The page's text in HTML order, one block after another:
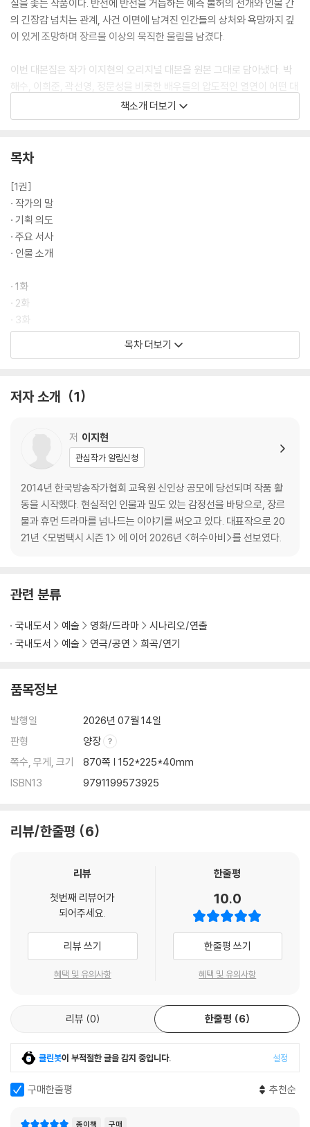
실을 좇는 작품이다. 반전에 반전을 거듭하는 예측 불허의 전개와 인물 간
의 긴장감 넘치는 관계, 사건 이면에 남겨진 인간들의 상처와 욕망까지 깊
이 있게 조망하며 장르물 이상의 묵직한 울림을 남겼다.
이번 대본집은 작가 이지현의 오리지널 대본을 원본 그대로 담아냈다. 박
해수, 이희준, 곽선영, 정문성을 비롯한 배우들의 압도적인 열연이 어떤 대
사와 지문에서 출발했는지, 그리고 인물의 감정과 서사를 어떻게 해석하고
확장해 하나의 장면으로 탄생시켰는지를 생생하게 확인할 수 있다. 여기에
비〉의 기획 의도, 주요 서사, 인물 설정, 코멘터리를 더해 드라마를 더욱 풍
차사건’의 진실을 취재했던 이동원 피디의 진행으로 작가와 감독의 인터뷰
를 수록해 실제 사건을 어떤 시선과 태도로 풀어내고, 완성해나갔는지까지
깊이 있게 담아냈다. 그리고 팬들의 질문도 함께 엮어 특별함을 높였다.
서늘한 진실과 은폐의 풍경 속에서 31년 넘게 아로새겨진 뜨거운 물음, ‘진
책소개 더보기
목차
[1권]
· 작가의 말
· 기획 의도
· 주요 서사
· 인물 소개
· 1화
· 2화
· 3화
· 4화
대본 코멘터리
· 7화
· 8화
· 9화
· 10화
대본 코멘터리
작가 · 감독 인터뷰
목차 더보기
저자 소개 1
저 이지현
관심작가 알림신청
2014년 한국방송작가협회 교육원 신인상 공모에 당선되며 작품 활
동을 시작했다. 현실적인 인물과 밀도 있는 감정선을 바탕으로, 장르
물과 휴먼 드라마를 넘나드는 이야기를 써오고 있다. 대표작으로 20
21년 <모범택시 시즌 1> 에 이어 2026년 <허수아비>를 선보였다.
관련 분류
국내도서 예술 영화/드라마
시나리오/연출
국내도서
예술 연극/공연 희곡/연기
품목정보
발행일
2026년 07월 14일
판형
양장
쪽수, 무게, 크기
870쪽 | 152*225*40mm
ISBN13
9791199573925
리뷰/한줄평 6
리뷰
첫번째 리뷰어가
되어주세요.
리뷰 쓰기
혜택 및 유의사항
한줄평
10.0
한줄평 쓰기
혜택 및 유의사항
리뷰 0 한줄평 6
클린봇이 부적절한 글을 감지 중입니다. 설정
구매한줄평 추천순
종이책 구매